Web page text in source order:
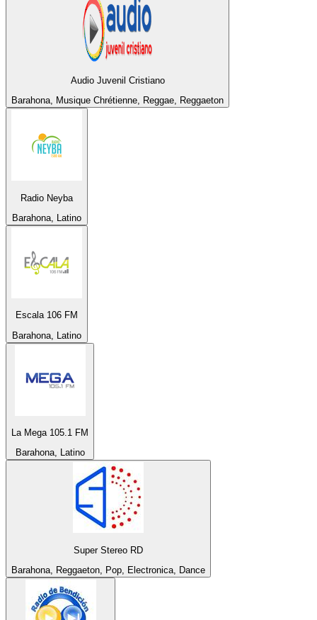
Audio Juvenil Cristiano
Barahona, Musique Chrétienne, Reggae, Reggaeton
Radio Neyba
Barahona, Latino
Escala 106 FM
Barahona, Latino
La Mega 105.1 FM
Barahona, Latino
Super Stereo RD
Barahona, Reggaeton, Pop, Electronica, Dance